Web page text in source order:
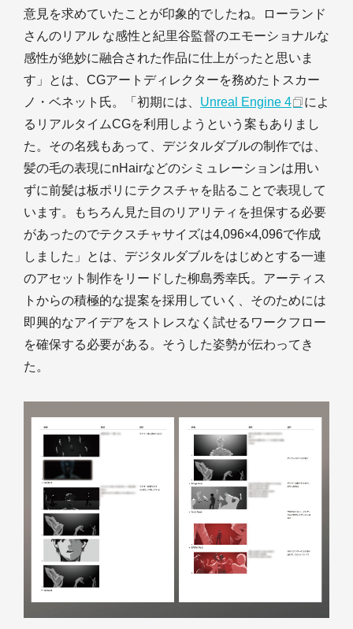
意見を求めていたことが印象的でしたね。ローランド
さんのリアル な感性と紀里谷監督のエモーショナルな
感性が絶妙に融合された作品に仕上がったと思いま
す」とは、CGアートディレクターを務めたトスカー
ノ・ベネット氏。「初期には、 Unreal Engine 4
によ
るリアルタイムCGを利用しようという案もありまし
た。その名残もあって、デジタルダブルの制作では、
髪の毛の表現にnHairなどのシミュレーションは用い
ずに前髪は板ポリにテクスチャを貼ることで表現して
います。もちろん見た目のリアリティを担保する必要
があったのでテクスチャサイズは4,096×4,096で作成
しました」とは、デジタルダブルをはじめとする一連
のアセット制作をリードした柳島秀幸氏。アーティス
トからの積極的な提案を採用していく、そのためには
即興的なアイデアをストレスなく試せるワークフロー
を確保する必要がある。そうした姿勢が伝わってき
た。